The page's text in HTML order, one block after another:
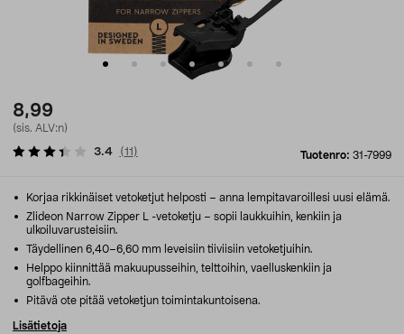
8,99
(sis. ALV:n)
Tuotenro: 31-7999
3.4 (11 )
Korjaa rikkinäiset vetoketjut helposti – anna lempitavaroillesi uusi elämä.
Zlideon Narrow Zipper L -vetoketju – sopii laukkuihin, kenkiin ja
ulkoiluvarusteisiin.
Täydellinen 6,40–6,60 mm leveisiin tiiviisiin vetoketjuihin.
Helppo kiinnittää makuupusseihin, telttoihin, vaelluskenkiin ja
golfbageihin.
Pitävä ote pitää vetoketjun toimintakuntoisena.
Lisätietoja